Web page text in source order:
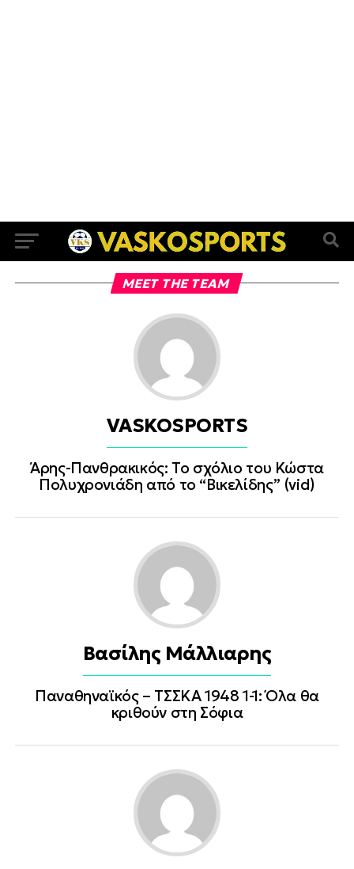
MEET THE TEAM
VASKOSPORTS
Άρης-Πανθρακικός: Το σχόλιο του Κώστα
Πολυχρονιάδη από το “Βικελίδης” (vid)
Βασίλης Μάλλιαρης
Παναθηναϊκός – ΤΣΣΚΑ 1948 1-1: Όλα θα
κριθούν στη Σόφια